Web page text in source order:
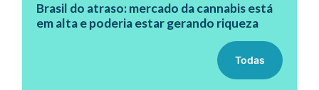
Brasil do atraso: mercado da cannabis está
em alta e poderia estar gerando riqueza
Todas